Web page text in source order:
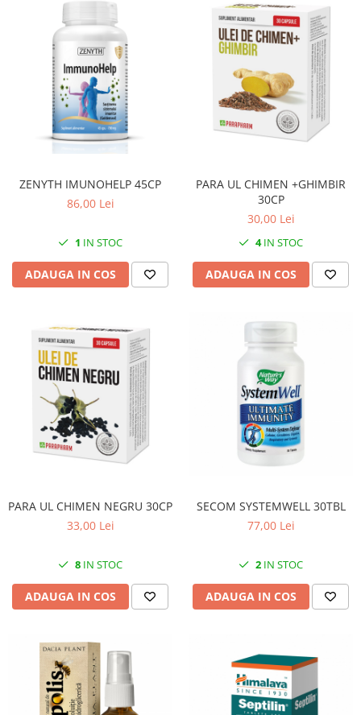
ZENYTH IMUNOHELP 45CP
86,00 Lei
1 IN STOC
ADAUGA IN COS
PARA UL CHIMEN +GHIMBIR
30CP
30,00 Lei
4IN STOC
ADAUGA IN COS
PARA UL CHIMEN NEGRU 30CP
33,00 Lei
8 IN STOC
ADAUGA IN COS
SECOM SYSTEMWELL 30TBL
77,00 Lei
2 IN STOC
ADAUGA IN COS